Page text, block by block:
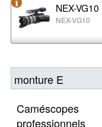
NEX-VG10
NEX-VG10
monture E
Caméscopes
professionnels